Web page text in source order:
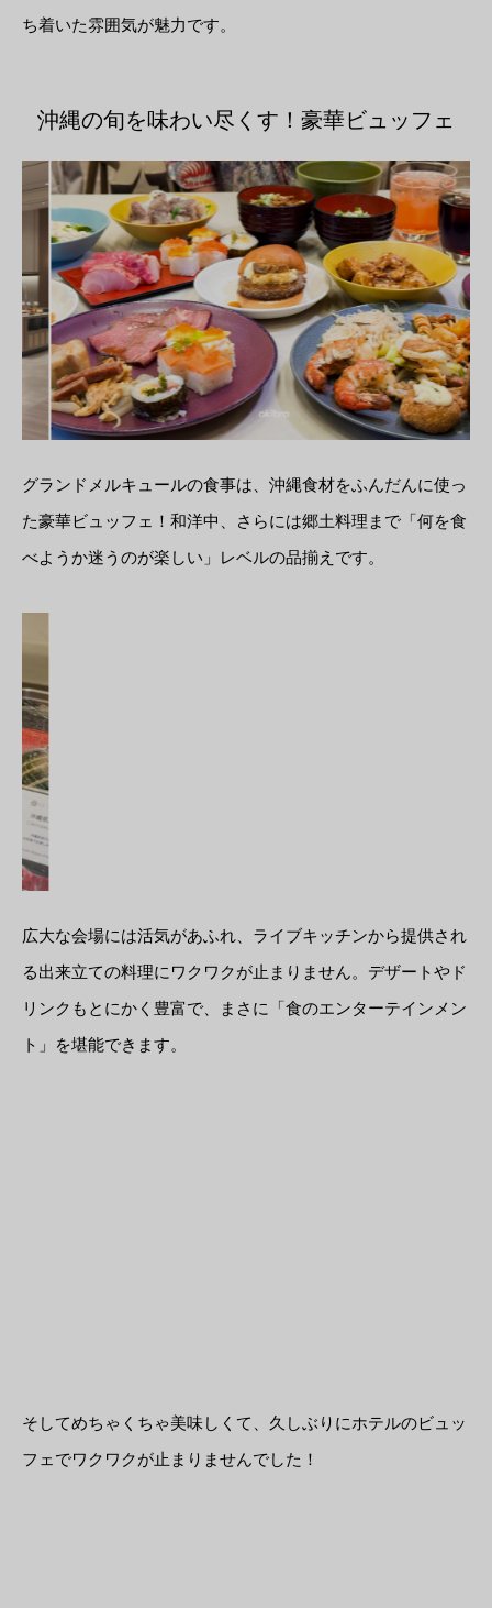
ち着いた雰囲気が魅力です。
沖縄の旬を味わい尽くす！豪華ビュッフェ
グランドメルキュールの食事は、沖縄食材をふんだんに使っ
た豪華ビュッフェ！和洋中、さらには郷土料理まで「何を食
べようか迷うのが楽しい」レベルの品揃えです。
広大な会場には活気があふれ、ライブキッチンから提供され
る出来立ての料理にワクワクが止まりません。デザートやド
リンクもとにかく豊富で、まさに「食のエンターテインメン
ト」を堪能できます。
そしてめちゃくちゃ美味しくて、久しぶりにホテルのビュッ
フェでワクワクが止まりませんでした！